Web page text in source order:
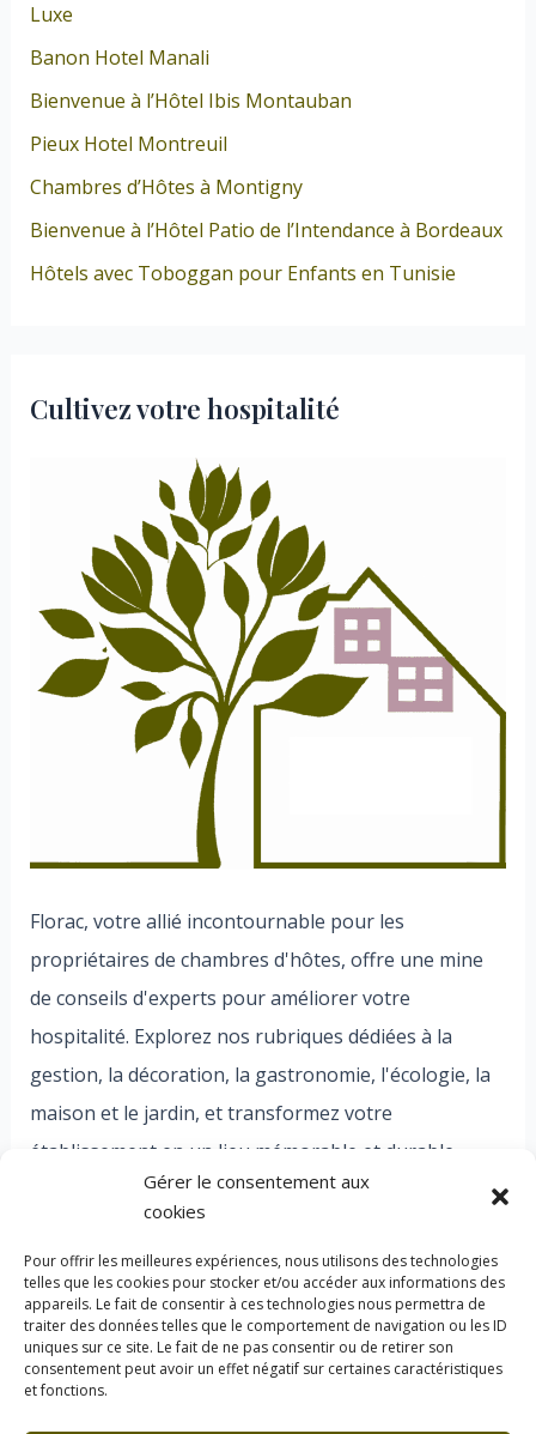
Gérer le consentement aux
cookies
Pour offrir les meilleures expériences, nous utilisons des technologies
telles que les cookies pour stocker et/ou accéder aux informations des
appareils. Le fait de consentir à ces technologies nous permettra de
traiter des données telles que le comportement de navigation ou les ID
uniques sur ce site. Le fait de ne pas consentir ou de retirer son
consentement peut avoir un effet négatif sur certaines caractéristiques
et fonctions.
Luxe
Banon Hotel Manali
Bienvenue à l’Hôtel Ibis Montauban
Pieux Hotel Montreuil
Chambres d’Hôtes à Montigny
Bienvenue à l’Hôtel Patio de l’Intendance à Bordeaux
Hôtels avec Toboggan pour Enfants en Tunisie
Cultivez votre hospitalité
Florac, votre allié incontournable pour les
propriétaires de chambres d'hôtes, offre une mine
de conseils d'experts pour améliorer votre
hospitalité. Explorez nos rubriques dédiées à la
gestion, la décoration, la gastronomie, l'écologie, la
maison et le jardin, et transformez votre
établissement en un lieu mémorable et durable.
Bienvenue dans l'univers Florac, où chaque détail